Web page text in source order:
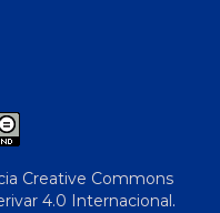
Creative Commons
4.0 Internacional.